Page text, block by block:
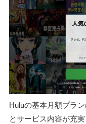
Huluの基本月額プラ
とサービス内容が充実